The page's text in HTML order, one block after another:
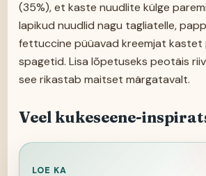
(35%), et kaste nuudlite külge
lapikud nuudlid nagu tagliatelle,
fettuccine püüavad kreemjat kastet
spagetid. Lisa lõpetuseks peotäis
see rikastab maitset märgatavalt.
Veel kukeseene-
LOE KA